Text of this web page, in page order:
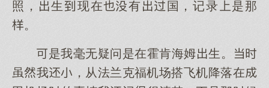
照，生现在有国，记录是那
。
是我毫无疑问是在霍肯海姆生。
虽我，从法兰克福机场搭飞机降落在